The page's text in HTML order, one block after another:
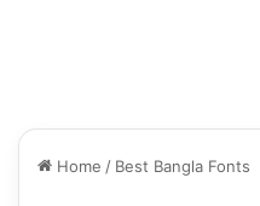
Home / Best Bangla Fonts